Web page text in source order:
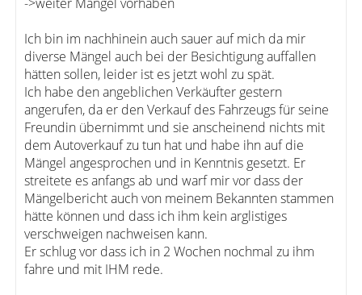
Ich bin im nachhinein auch sauer auf mich da mir
diverse Mängel auch bei der Besichtigung auffallen
hätten sollen, leider ist es jetzt wohl zu spät.
Ich habe den angeblichen Verkäufter gestern
angerufen, da er den Verkauf des Fahrzeugs für seine
Freundin übernimmt und sie anscheinend nichts mit
dem Autoverkauf zu tun hat und habe ihn auf die
Mängel angesprochen und in Kenntnis gesetzt. Er
streitete es anfangs ab und warf mir vor dass der
Mängelbericht auch von meinem Bekannten stammen
hätte können und dass ich ihm kein arglistiges
verschweigen nachweisen kann.
Er schlug vor dass ich in 2 Wochen nochmal zu ihm
fahre und mit IHM rede.